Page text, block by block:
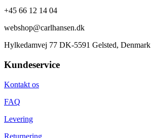
+45 66 12 14 04
webshop@carlhansen.dk
Hylkedamvej 77 DK-5591 Gelsted, Denmark
Kundeservice
Kontakt os
FAQ
Levering
Returnering